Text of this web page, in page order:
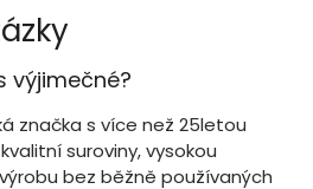
výjimečné?
značka s více než 25letou
suroviny, vysokou
bez běžně používaných